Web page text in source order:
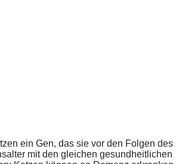
ein Gen, das sie vor den Folgen des
mit den gleichen gesundheitlichen